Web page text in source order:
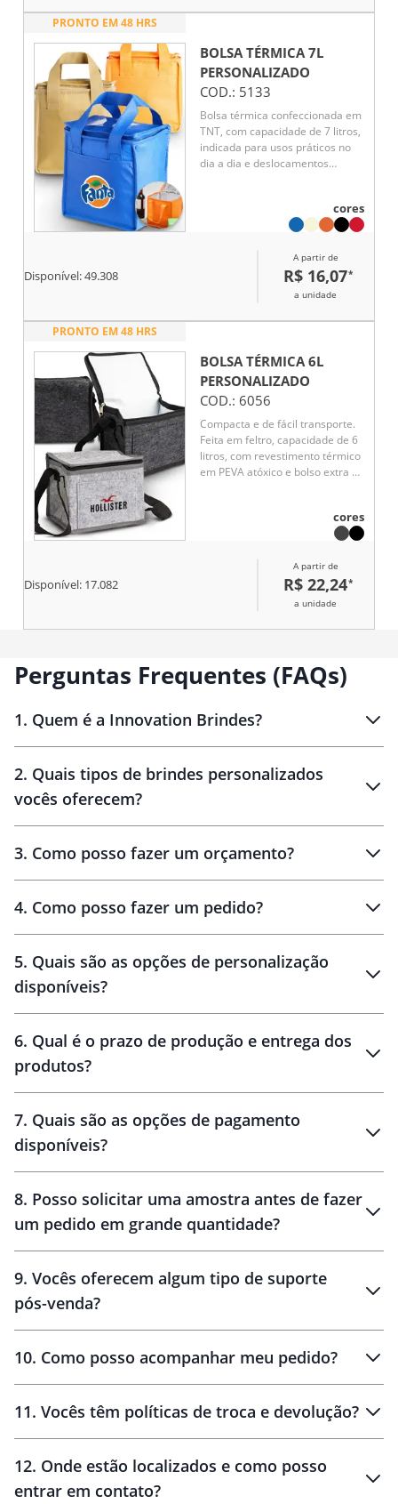
robustez dos materiais que o
grande resistência e
durabilidade, pensado para as
necessidades do dia a dia.
Capacidade até 11 L.
Certificação EU Food Grade. 260
x 290 x 160 mm
PRONTO EM 48 HRS
BOLSA TÉRMICA 7L
PERSONALIZADO
COD.: 5133
Bolsa térmica confeccionada em
TNT, com capacidade de 7 litros,
indicada para usos práticos no
dia a dia e deslocamentos
bebidas de forma organizada,
atendendo necessidades
bolso frontal que amplia o
espaço de armazenamento e
facilita o acesso a itens
simples e eficiente favorece o
brinde corporativo versátil, de
fácil aceitação e boa exposição
de marca, associado à
praticidade e utilidade real.
cores
Disponível:49.308
A partir de
R$ 16,07*
a unidade
PRONTO EM 48 HRS
BOLSA TÉRMICA 6L
PERSONALIZADO
COD.: 6056
Compacta e de fácil transporte.
Feita em feltro, capacidade de 6
litros, com revestimento térmico
em PEVA atóxico e bolso extra na
de refrigerar cada produto ecores
Disponível: 17.082
A partir de
R$ 22,24*
a unidade
Perguntas Frequentes (FAQs)
1. Quem é a Innovation Brindes?
Brindes personalizados
2. Quais tipos de brindes personalizados
vocês oferecem?
personalizados
3. Como posso fazer um orçamento?
brinde
personalização
4. Como posso fazer um pedido?
amostra virtual
5. Quais são as opções de personalização
disponíveis?
6. Qual é o prazo de produção e entrega dos
produtos?
10 dias
brinde
48 horas
7. Quais são as opções de pagamento
disponíveis?
8. Posso solicitar uma amostra antes de fazer
um pedido em grande quantidade?
amostras
9. Vocês oferecem algum tipo de suporte
pós-venda?
10. Como posso acompanhar meu pedido?
11. Vocês têm políticas de troca e devolução?
30 dias
12. Onde estão localizados e como posso
entrar em contato?